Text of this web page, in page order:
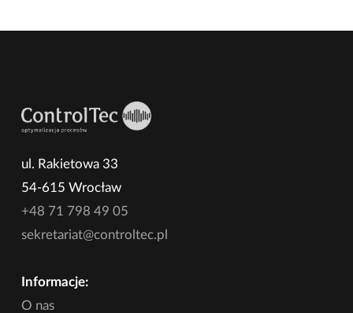
ul. Rakietowa 33
54-615 Wrocław
+48 71 798 49 05
sekretariat@controltec.pl
Informacje:
O nas